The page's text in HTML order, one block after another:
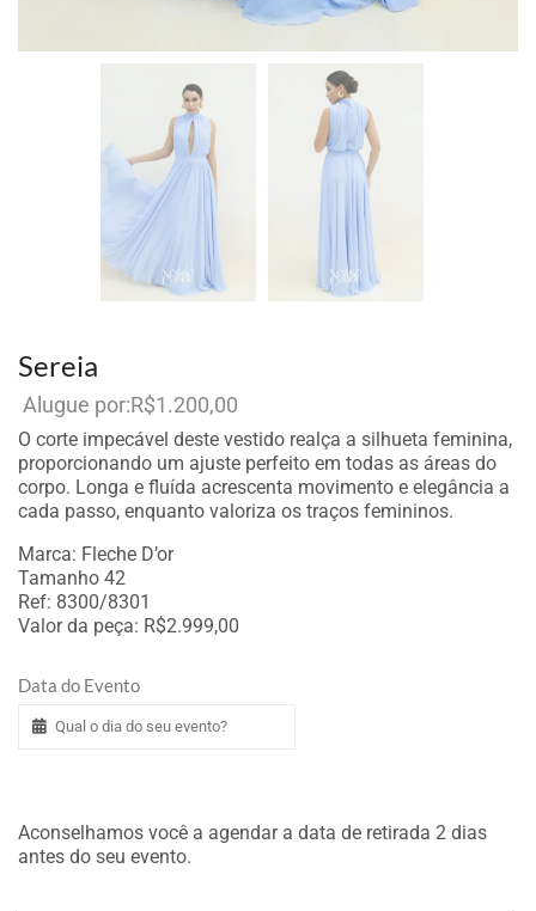
Sereia
R$1.200,00
O corte impecável deste vestido realça a silhueta feminina,
proporcionando um ajuste perfeito em todas as áreas do
corpo. Longa e fluída acrescenta movimento e elegância a
cada passo, enquanto valoriza os traços femininos.
Marca: Fleche D’or
Tamanho 42
Ref: 8300/8301
Valor da peça: R$2.999,00
Data do Evento
Aconselhamos você a agendar a data de retirada 2 dias
antes do seu evento.